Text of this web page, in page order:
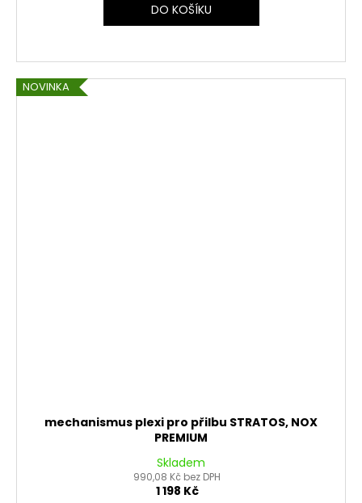
DO KOŠÍKU
NOVINKA
mechanismus plexi pro přilbu STRATOS, NOX
PREMIUM
Skladem
990,08 Kč bez DPH
1 198 Kč